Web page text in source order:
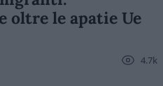
oltre le apatie Ue
4.7k